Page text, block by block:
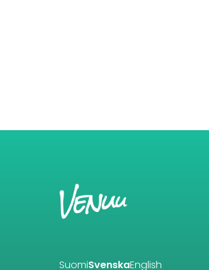
SuomiSvenskaEnglish